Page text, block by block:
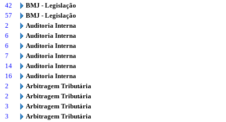
42
BMJ - Legislação
57
BMJ - Legislação
2
Auditoria Interna
6
Auditoria Interna
6
Auditoria Interna
7
Auditoria Interna
14
Auditoria Interna
16
Auditoria Interna
2
Arbitragem Tributária
2
Arbitragem Tributária
3
Arbitragem Tributária
3
Arbitragem Tributária